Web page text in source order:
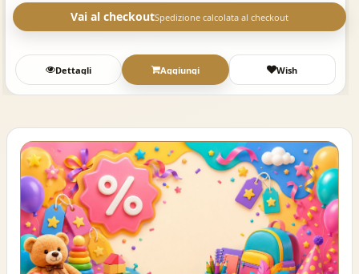
Vai al checkoutSpedizione calcolata al checkout
Dettagli Aggiungi Wish